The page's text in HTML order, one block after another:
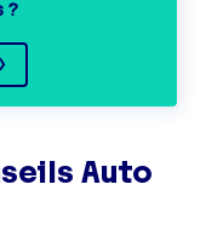
?
Auto